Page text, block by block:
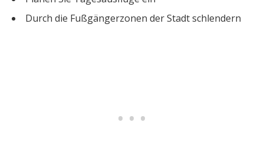
Durch die Fußgängerzonen der Stadt schlendern